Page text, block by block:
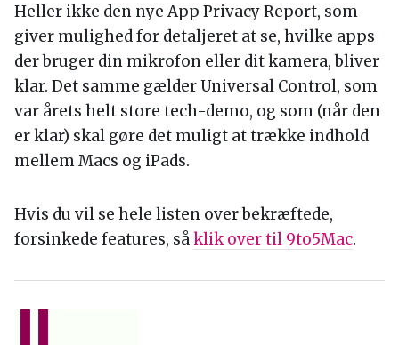
Heller ikke den nye App Privacy Report, som
giver mulighed for detaljeret at se, hvilke apps
der bruger din mikrofon eller dit kamera, bliver
klar. Det samme gælder Universal Control, som
var årets helt store tech-demo, og som (når den
er klar) skal gøre det muligt at trække indhold
mellem Macs og iPads.
Hvis du vil se hele listen over bekræftede,
forsinkede features, såklik over til 9to5Mac.